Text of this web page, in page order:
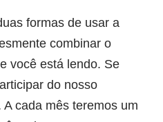
formas de usar a
combinar o
você está lendo. Se
do nosso
cada mês teremos um